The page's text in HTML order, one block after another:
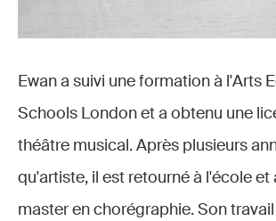
Ewan a suivi une formation à l'Arts
Schools London et a obtenu une
théâtre musical. Après plusieurs
qu'artiste, il est retourné à l'école et
master en chorégraphie. Son